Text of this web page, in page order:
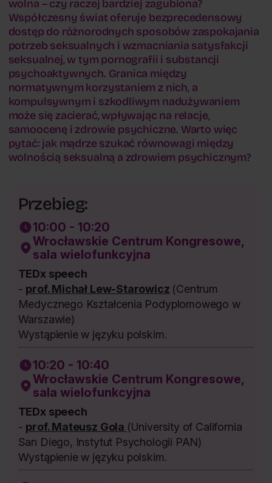
wolna – czy raczej bardziej zagubiona?
Współczesny świat oferuje bezprecedensowy
dostęp do różnorodnych sposobów zaspokajania
potrzeb seksualnych i wzmacniania satysfakcji
seksualnej, w tym pornografii i substancji
psychoaktywnych. Granica między
normatywnym korzystaniem z nich, a
kompulsywnym i szkodliwym nadużywaniem
może się zacierać, wpływając na relacje,
samoocenę i zdrowie psychiczne. Warto więc
pytać: jak mądrze szukać równowagi między
wolnością seksualną a zdrowiem psychicznym?
Przebieg:
10:00 - 10:20
Wrocławskie Centrum Kongresowe,
sala wielofunkcyjna
TEDx speech
- prof. Michał Lew-Starowicz (Centrum
Medycznego Kształcenia Podyplomowego w
Warszawie)
Wystąpienie w języku polskim.
10:20 - 10:40
Wrocławskie Centrum Kongresowe,
sala wielofunkcyjna
TEDx speech
- prof. Mateusz Gola (University of California
San Diego, Instytut Psychologii PAN)
Wystąpienie w języku polskim.